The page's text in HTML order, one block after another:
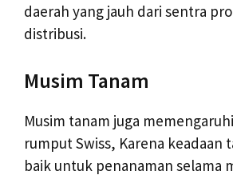
daerah yang jauh dari sentra
distribusi.
Musim Tanam
Musim tanam juga
rumput Swiss, Karena keadaan
baik untuk penanaman selama